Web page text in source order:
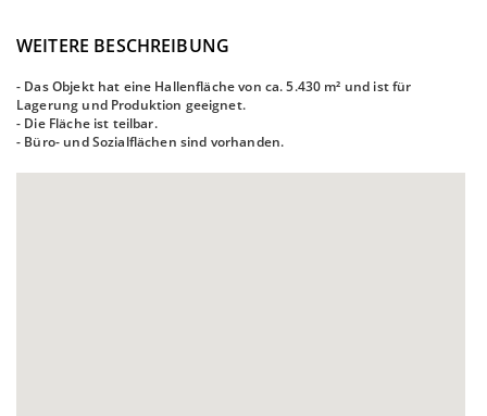
WEITERE BESCHREIBUNG
- Das Objekt hat eine Hallenfläche von ca. 5.430 m² und ist für
Lagerung und Produktion geeignet.
- Die Fläche ist teilbar.
- Büro- und Sozialflächen sind vorhanden.